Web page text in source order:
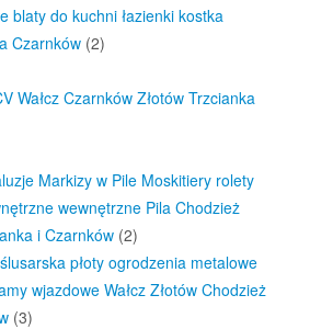
blaty do kuchni łazienki kostka
Czarnków (2)
Wałcz Czarnków Złotów Trzcianka
Markizy w Pile Moskitiery rolety
wewnętrzne Pila Chodzież
i Czarnków (2)
płoty ogrodzenia metalowe
wjazdowe Wałcz Złotów Chodzież
(3)